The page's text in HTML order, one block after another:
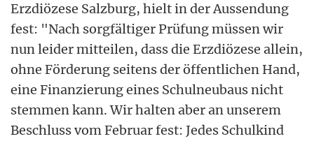
Erzdiözese Salzburg, hielt in der Aussendung
fest: "Nach sorgfältiger Prüfung müssen wir
nun leider mitteilen, dass die Erzdiözese allein,
ohne Förderung seitens der öffentlichen Hand,
eine Finanzierung eines Schulneubaus nicht
stemmen kann. Wir halten aber an unserem
Beschluss vom Februar fest: Jedes Schulkind